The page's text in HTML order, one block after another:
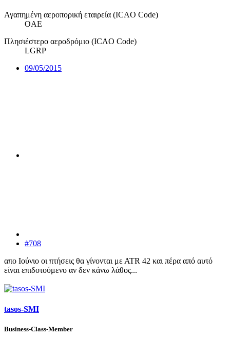
Αγαπημένη αεροπορική εταιρεία (ICAO Code)
OAE
Πλησιέστερο αεροδρόμιο (ICAO Code)
LGRP
09/05/2015
#708
απο Ιούνιο οι πτήσεις θα γίνονται με ΑΤR 42 και πέρα από αυτό
είναι επιδοτούμενο αν δεν κάνω λάθος...
tasos-SMI
Business-Class-Member